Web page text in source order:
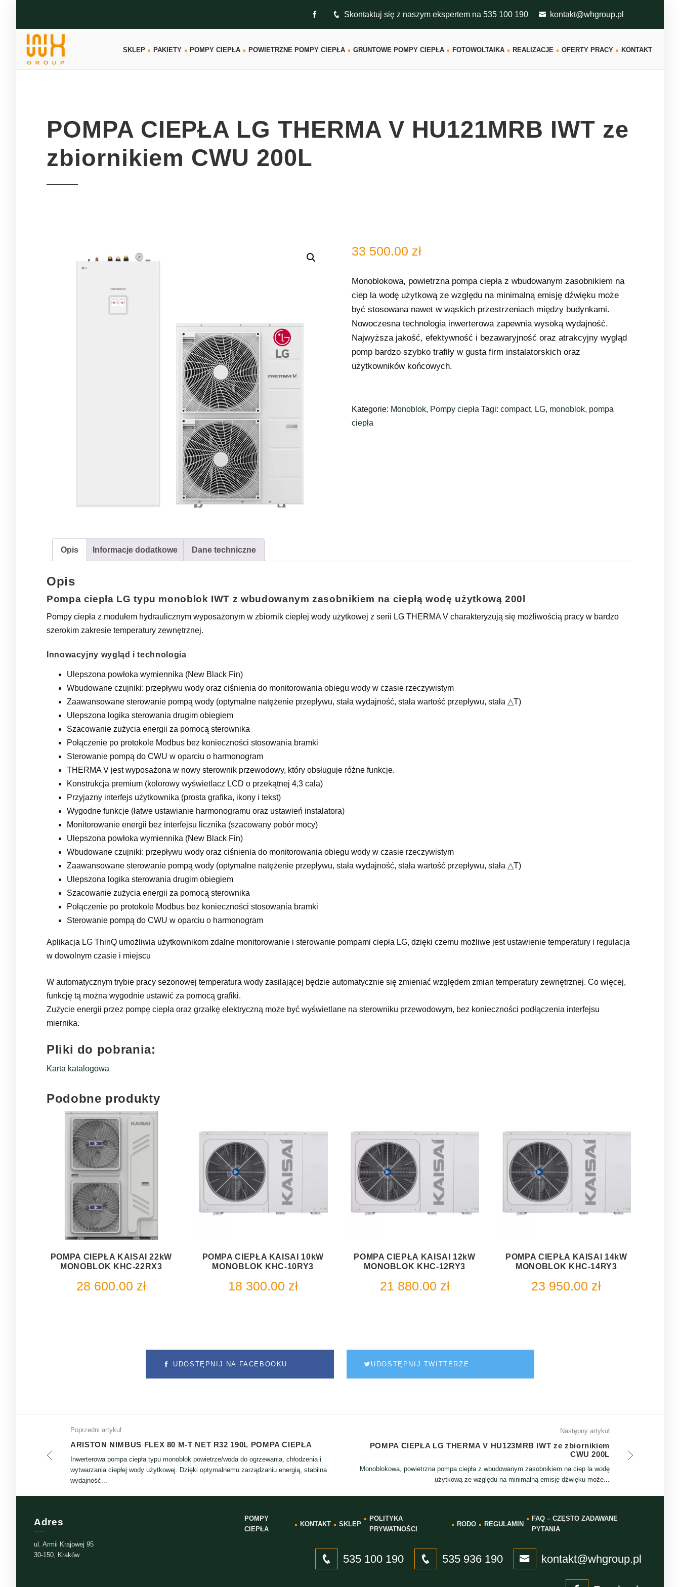
Skontaktuj się z naszym ekspertem na 535 100 190 kontakt@whgroup.pl
SKLEP PAKIETY POMPY CIEPŁA POWIETRZNE POMPY CIEPŁA GRUNTOWE POMPY CIEPŁA FOTOWOLTAIKA REALIZACJE OFERTY PRACY KONTAKT
POMPA CIEPŁA LG THERMA V HU121MRB IWT ze
zbiornikiem CWU 200L
33 500.00 zł
Monoblokowa, powietrzna pompa ciepła z wbudowanym zasobnikiem na
ciep la wodę użytkową ze względu na minimalną emisję dźwięku może
być stosowana nawet w wąskich przestrzeniach między budynkami.
Nowoczesna technologia inwerterowa zapewnia wysoką wydajność.
Najwyższa jakość, efektywność i bezawaryjność oraz atrakcyjny wygląd
pomp bardzo szybko trafiły w gusta firm instalatorskich oraz
użytkowników końcowych.
Kategorie: Monoblok, Pompy ciepła Tagi:compact, LG, monoblok, pompa
ciepła
Opis Informacje dodatkowe Dane techniczne
Opis
Pompa ciepła LG typu monoblok IWT z wbudowanym zasobnikiem na ciepłą wodę użytkową 200l
Pompy ciepła z modułem hydraulicznym wyposażonym w zbiornik ciepłej wody użytkowej z serii LG THERMA V charakteryzują się możliwością pracy w bardzo
szerokim zakresie temperatury zewnętrznej.
Innowacyjny wygląd i technologia
Ulepszona powłoka wymiennika (New Black Fin)
Wbudowane czujniki: przepływu wody oraz ciśnienia do monitorowania obiegu wody w czasie rzeczywistym
Zaawansowane sterowanie pompą wody (optymalne natężenie przepływu, stała wydajność, stała wartość przepływu, stała △T)
Ulepszona logika sterowania drugim obiegiem
Szacowanie zużycia energii za pomocą sterownika
Połączenie po protokole Modbus bez konieczności stosowania bramki
Sterowanie pompą do CWU w oparciu o harmonogram
THERMA V jest wyposażona w nowy sterownik przewodowy, który obsługuje różne funkcje.
Konstrukcja premium (kolorowy wyświetlacz LCD o przekątnej 4,3 cala)
Przyjazny interfejs użytkownika (prosta grafika, ikony i tekst)
Wygodne funkcje (łatwe ustawianie harmonogramu oraz ustawień instalatora)
Monitorowanie energii bez interfejsu licznika (szacowany pobór mocy)
Ulepszona powłoka wymiennika (New Black Fin)
Wbudowane czujniki: przepływu wody oraz ciśnienia do monitorowania obiegu wody w czasie rzeczywistym
Zaawansowane sterowanie pompą wody (optymalne natężenie przepływu, stała wydajność, stała wartość przepływu, stała △T)
Ulepszona logika sterowania drugim obiegiem
Szacowanie zużycia energii za pomocą sterownika
Połączenie po protokole Modbus bez konieczności stosowania bramki
Sterowanie pompą do CWU w oparciu o harmonogram
Aplikacja LG ThinQ umożliwia użytkownikom zdalne monitorowanie i sterowanie pompami ciepła LG, dzięki czemu możliwe jest ustawienie temperatury i regulacja
w dowolnym czasie i miejscu
W automatycznym trybie pracy sezonowej temperatura wody zasilającej będzie automatycznie się zmieniać względem zmian temperatury zewnętrznej. Co więcej,
funkcję tą można wygodnie ustawić za pomocą grafiki.
Zużycie energii przez pompę ciepła oraz grzałkę elektryczną może być wyświetlane na sterowniku przewodowym, bez konieczności podłączenia interfejsu
miernika.
Pliki do pobrania:
Karta katalogowa
Podobne produkty
POMPA CIEPŁA KAISAI 22kW
MONOBLOK KHC-22RX3
28 600.00 zł
POMPA CIEPŁA KAISAI 10kW
MONOBLOK KHC-10RY3
18 300.00 zł
POMPA CIEPŁA KAISAI 12kW
MONOBLOK KHC-12RY3
21 880.00 zł
POMPA CIEPŁA KAISAI 14kW
MONOBLOK KHC-14RY3
23 950.00 zł
UDOSTĘPNIJ NA FACEBOOKU UDOSTĘPNIJ TWITTERZE
Poprzedni artykuł
ARISTON NIMBUS FLEX 80 M-T NET R32 190L POMPA CIEPŁA
Inwerterowa pompa ciepła typu monoblok powietrze/woda do ogrzewania, chłodzenia i
wytwarzania ciepłej wody użytkowej. Dzięki optymalnemu zarządzaniu energią, stabilna
wydajność...
Następny artykuł
POMPA CIEPŁA LG THERMA V HU123MRB IWT ze zbiornikiem
CWU 200L
Monoblokowa, powietrzna pompa ciepła z wbudowanym zasobnikiem na ciep la wodę
użytkową ze względu na minimalną emisję dźwięku może...
Adres
ul. Armii Krajowej 95
30-150, Kraków
POMPY
CIEPŁA
KONTAKT SKLEP
POLITYKA
PRYWATNOŚCI
RODO REGULAMIN
FAQ – CZĘSTO ZADAWANE
PYTANIA
535 100 190 535 936 190 kontakt@whgroup.pl